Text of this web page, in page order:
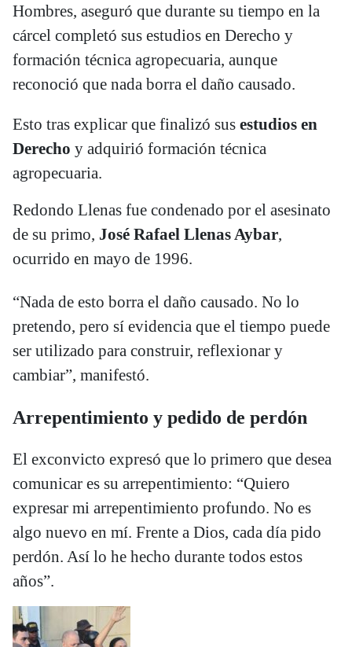
Hombres, aseguró que durante su tiempo en la
cárcel completó sus estudios en Derecho y
formación técnica agropecuaria, aunque
reconoció que nada borra el daño causado.
Esto tras explicar que finalizó sus estudios en
Derecho y adquirió formación técnica
agropecuaria.
Redondo Llenas fue condenado por el asesinato
de su primo, José Rafael Llenas Aybar,
ocurrido en mayo de 1996.
“Nada de esto borra el daño causado. No lo
pretendo, pero sí evidencia que el tiempo puede
ser utilizado para construir, reflexionar y
cambiar”, manifestó.
Arrepentimiento y pedido de perdón
El exconvicto expresó que lo primero que desea
comunicar es su arrepentimiento: “Quiero
expresar mi arrepentimiento profundo. No es
algo nuevo en mí. Frente a Dios, cada día pido
perdón. Así lo he hecho durante todos estos
años”.